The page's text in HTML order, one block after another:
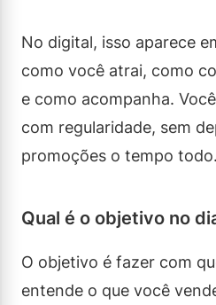
No digital, isso aparece
como você atrai, como
e como acompanha.
com regularidade, sem
promoções o tempo todo.
Qual é o objetivo no
O objetivo é fazer com
entende o que você